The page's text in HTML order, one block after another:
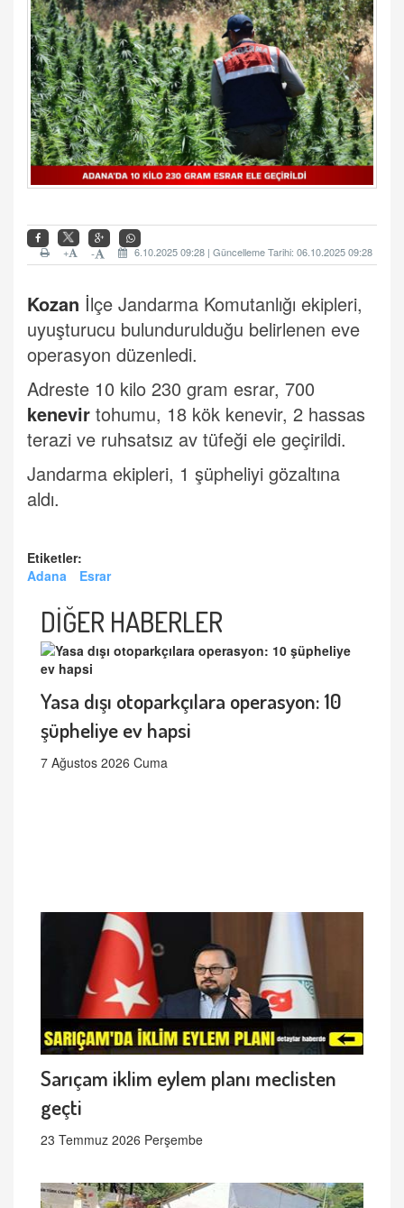
6.10.2025 09:28 | Güncelleme Tarihi: 06.10.2025 09:28
-
+
Kozan İlçe Jandarma Komutanlığı ekipleri,
uyuşturucu bulundurulduğu belirlenen eve
operasyon düzenledi.
Adreste 10 kilo 230 gram esrar, 700
kenevir tohumu, 18 kök kenevir, 2 hassas
terazi ve ruhsatsız av tüfeği ele geçirildi.
Jandarma ekipleri, 1 şüpheliyi gözaltına
aldı.
Etiketler:
Adana
Esrar
DİĞER HABERLER
Yasa dışı otoparkçılara operasyon: 10
şüpheliye ev hapsi
7 Ağustos 2026 Cuma
Sarıçam iklim eylem planı meclisten
geçti
23 Temmuz 2026 Perşembe